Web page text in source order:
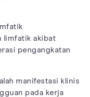
limfatik akibat
pengangkatan
manifestasi klinis
pada kerja